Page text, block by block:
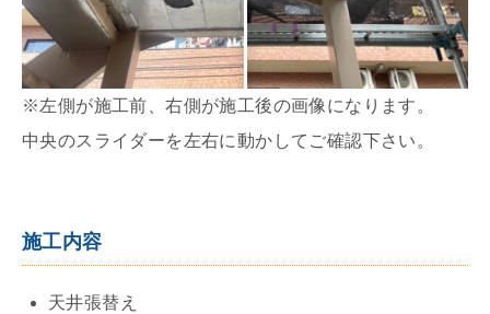
※左側が施工前、右側が施工後の画像になります。
中央のスライダーを左右に動かしてご確認下さい。
施工内容
天井張替え